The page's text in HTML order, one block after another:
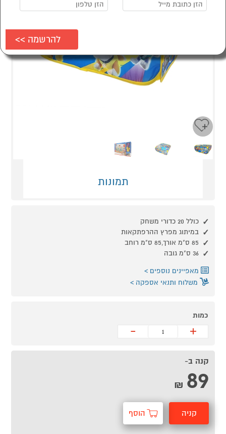
תמונות
כולל 20 כדורי משחק
במיתוג מפרץ ההרפתקאות
85 ס"מ אורך,85 ס"מ רוחב
36 ס"מ גובה
מאפיינים נוספים
משלוח ותנאי אספקה
כמות
+
-
קנה ב-
89
₪
קניה הוסף